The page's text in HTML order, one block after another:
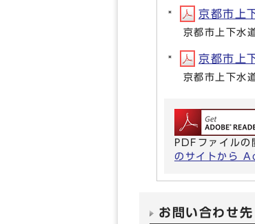
京都市上
京都市上下水
京都市上
京都市上下水
PDFファイル
のサイトから
お問い合わせ先